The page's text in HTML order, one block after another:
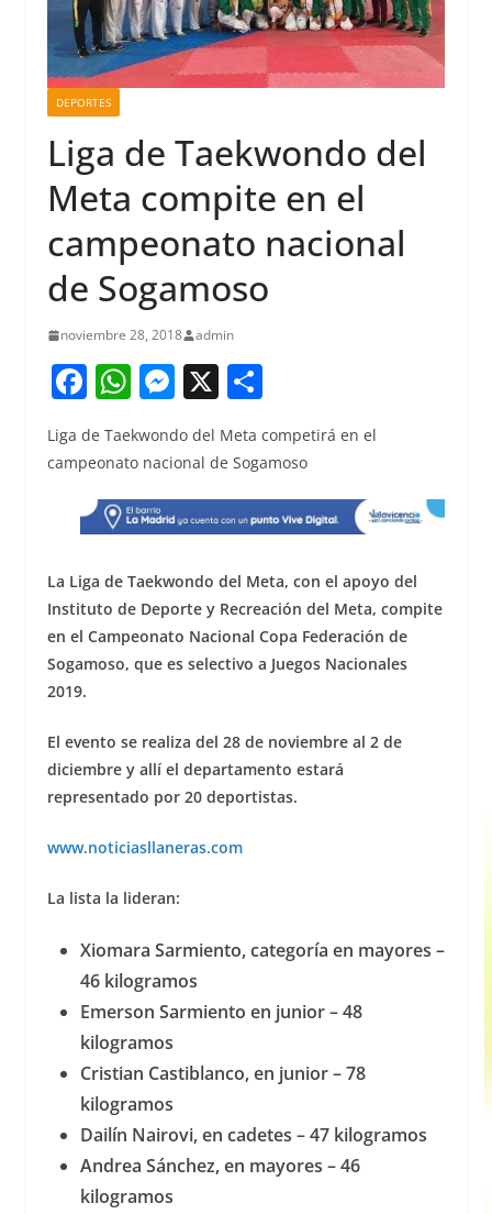
DEPORTES
Liga de Taekwondo del
Meta compite en el
campeonato nacional
de Sogamoso
noviembre 28, 2018 admin
F
a
c
e
b
o
k
W
h
at
s
A
p
M
e
ss
e
n
er
X S
ar
e
Liga de Taekwondo del Meta competirá en el
campeonato nacional de Sogamoso
La Liga de Taekwondo del Meta, con el apoyo del
Instituto de Deporte y Recreación del Meta, compite
en el Campeonato Nacional Copa Federación de
Sogamoso, que es selectivo a Juegos Nacionales
2019.
El evento se realiza del 28 de noviembre al 2 de
diciembre y allí el departamento estará
representado por 20 deportistas.
www.noticiasllaneras.com
La lista la lideran:
Xiomara Sarmiento, categoría en mayores –
46 kilogramos
Emerson Sarmiento en junior – 48
kilogramos
Cristian Castiblanco, en junior – 78
kilogramos
Dailín Nairovi, en cadetes – 47 kilogramos
Andrea Sánchez, en mayores – 46
kilogramos